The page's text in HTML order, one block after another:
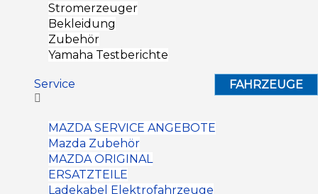
Stromerzeuger
Bekleidung
Zubehör
Yamaha Testberichte
FAHRZEUGE
Service
MAZDA SERVICE ANGEBOTE
Mazda Zubehör
MAZDA ORIGINAL
ERSATZTEILE
Ladekabel Elektrofahrzeuge